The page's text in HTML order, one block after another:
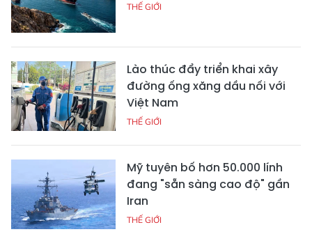
THẾ GIỚI
Lào thúc đẩy triển khai xây
đường ống xăng dầu nối với
Việt Nam
THẾ GIỚI
Mỹ tuyên bố hơn 50.000 lính
đang "sẵn sàng cao độ" gần
Iran
THẾ GIỚI